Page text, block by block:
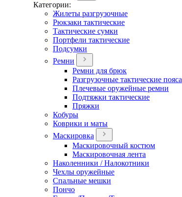
Категории:
Жилеты разгрузочные
Рюкзаки тактические
Тактические сумки
Портфели тактические
Подсумки
Ремни
Ремни для брюк
Разгрузочные тактические пояса
Плечевые оружейные ремни
Подтяжки тактические
Пряжки
Кобуры
Коврики и маты
Маскировка
Маскировочный костюм
Маскировочная лента
Наколенники / Налокотники
Чехлы оружейные
Спальные мешки
Пончо